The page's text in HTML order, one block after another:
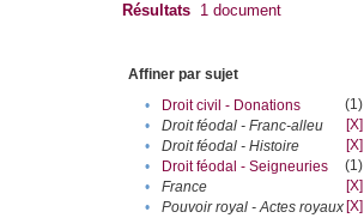
Résultats 1 document
Affiner par sujet
•
Droit civil - Donations
(1)
•
Droit féodal - Franc-alleu‎
[X]
•
Droit féodal - Histoire
[X]
•
Droit féodal - Seigneuries
(1)
•
France
[X]
•
Pouvoir royal - Actes royaux [X]